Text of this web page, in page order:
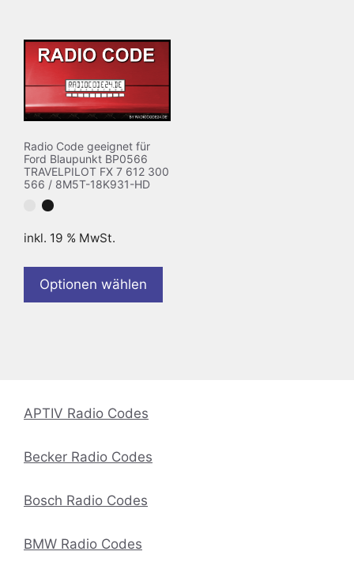
Radio Code geeignet für
Ford Blaupunkt BP0566
TRAVELPILOT FX 7 612 300
566 / 8M5T-18K931-HD
inkl. 19 % MwSt.
Optionen wählen
APTIV Radio Codes
Becker Radio Codes
Bosch Radio Codes
BMW Radio Codes